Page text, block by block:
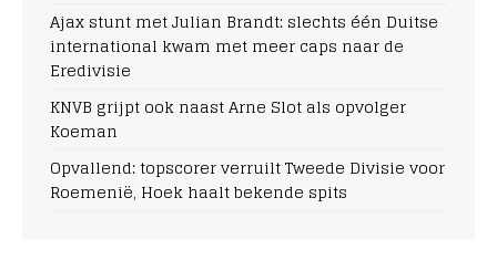
Ajax stunt met Julian Brandt: slechts één Duitse
international kwam met meer caps naar de
Eredivisie
KNVB grijpt ook naast Arne Slot als opvolger
Koeman
Opvallend: topscorer verruilt Tweede Divisie voor
Roemenië, Hoek haalt bekende spits